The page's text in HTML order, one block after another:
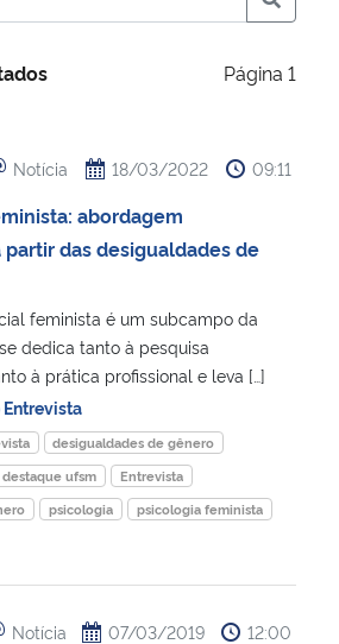
Inovações e Comunicações
Regional
Página 1
Notícia 18/03/2022 09:11
abordagem
das desigualdades de
feminista é um subcampo da
dedica tanto à pesquisa
à prática profissional e leva […]
Entrevista
desigualdades de gênero
destaque ufsm
Entrevista
psicologia
psicologia feminista
Notícia 07/03/2019 12:00